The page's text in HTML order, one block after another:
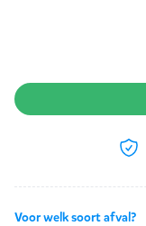
Product opties
Voor welk soort afval?